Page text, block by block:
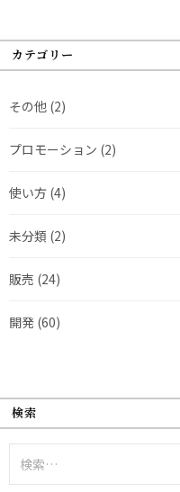
カテゴリー
その他 (2)
プロモーション (2)
使い方 (4)
未分類 (2)
販売 (24)
開発 (60)
検索
索: